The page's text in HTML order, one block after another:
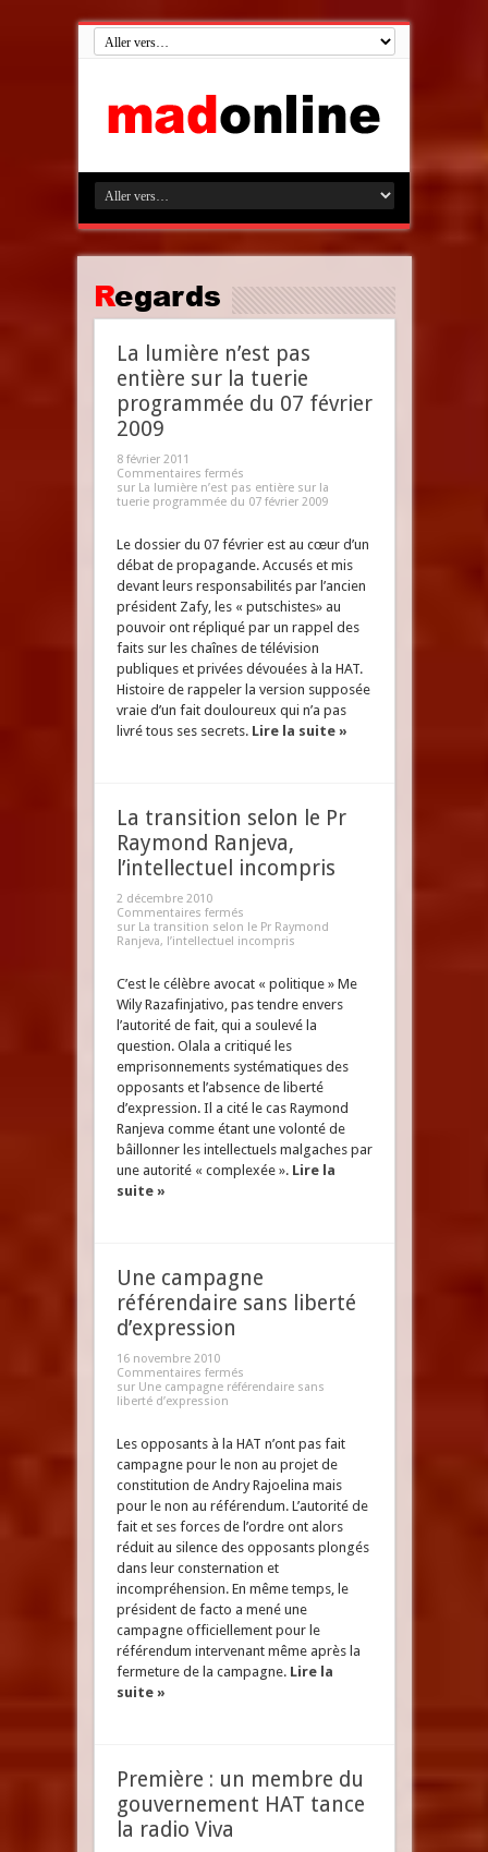
Regards
La lumière n’est pas
entière sur la tuerie
programmée du 07 février
2009
8 février 2011
Commentaires fermés
sur La lumière n’est pas entière sur la
tuerie programmée du 07 février 2009
Le dossier du 07 février est au cœur d’un
débat de propagande. Accusés et mis
devant leurs responsabilités par l’ancien
président Zafy, les « putschistes» au
pouvoir ont répliqué par un rappel des
faits sur les chaînes de télévision
publiques et privées dévouées à la HAT.
Histoire de rappeler la version supposée
vraie d’un fait douloureux qui n’a pas
livré tous ses secrets. Lire la suite »
La transition selon le Pr
Raymond Ranjeva,
l’intellectuel incompris
2 décembre 2010
Commentaires fermés
sur La transition selon le Pr Raymond
Ranjeva, l’intellectuel incompris
C’est le célèbre avocat « politique » Me
Wily Razafinjativo, pas tendre envers
l’autorité de fait, qui a soulevé la
question. Olala a critiqué les
emprisonnements systématiques des
opposants et l’absence de liberté
d’expression. Il a cité le cas Raymond
Ranjeva comme étant une volonté de
bâillonner les intellectuels malgaches par
une autorité « complexée ». Lire la
suite »
Une campagne
référendaire sans liberté
d’expression
16 novembre 2010
Commentaires fermés
sur Une campagne référendaire sans
liberté d’expression
Les opposants à la HAT n’ont pas fait
campagne pour le non au projet de
constitution de Andry Rajoelina mais
pour le non au référendum. L’autorité de
fait et ses forces de l’ordre ont alors
réduit au silence des opposants plongés
dans leur consternation et
incompréhension. En même temps, le
président de facto a mené une
campagne officiellement pour le
référendum intervenant même après la
fermeture de la campagne. Lire la
suite »
Première : un membre du
gouvernement HAT tance
la radio Viva